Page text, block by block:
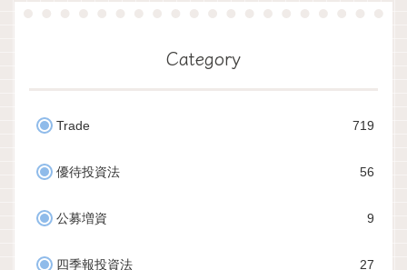
Category
Trade 719
優待投資法 56
公募増資 9
四季報投資法 27